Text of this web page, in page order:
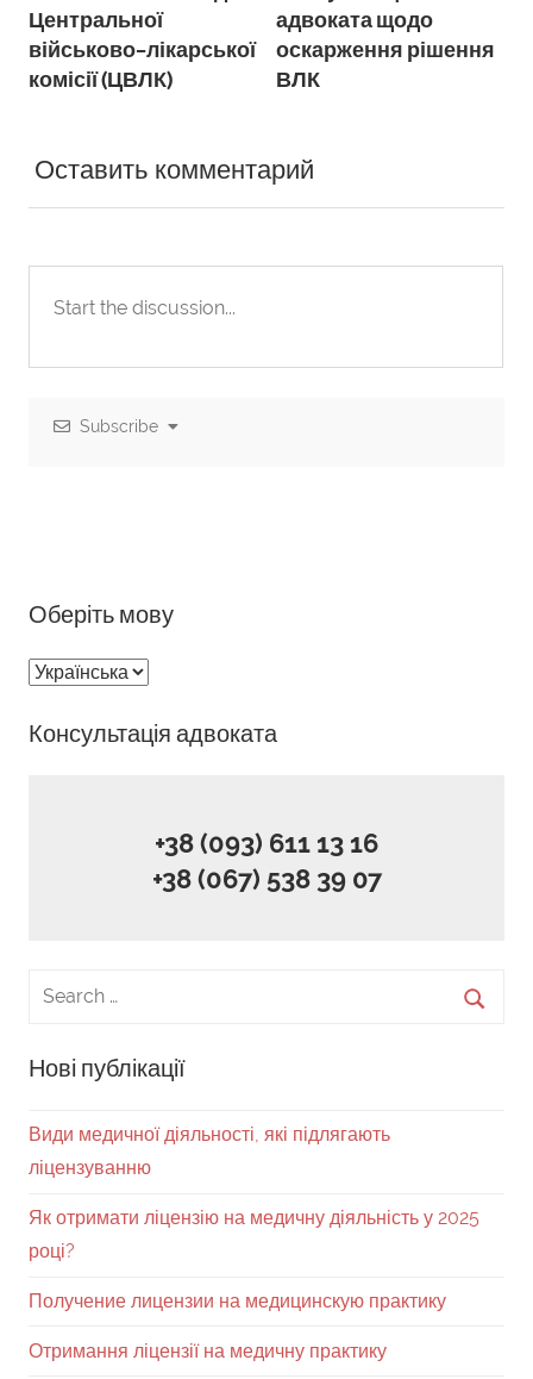
записів
Центральної
військово-лікарської
комісії (ЦВЛК)
адвоката щодо
оскарження рішення
ВЛК
Оставить комментарий
Subscribe
Оберіть мову
Оберіть
Консультація адвоката
+38 (093) 611 13 16
+38 (067) 538 39 07
Нові публікації
Види медичної діяльності, які підлягають
ліцензуванню
Як отримати ліцензію на медичну діяльність у 2025
році?
Получение лицензии на медицинскую практику
Отримання ліцензії на медичну практику